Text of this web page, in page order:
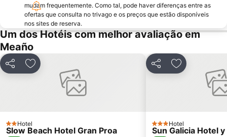
Praia de Panxón
Praia de Lapamán
Paxariñas
Castelo de Salvaterra
do Vao
Areal
Praia de Carnota
Monasterio da Armenteira
Real Club Náutico de Sanxenxo
Centro Príncipe
mudam frequentemente. Como tal, pode haver diferenças entre as
ofertas que consulta no trivago e os preços que estão disponíveis
nos sites de reserva.
Um dos Hotéis com melhor avaliação em
Meaño
PartilharAdicionar aos favoritos
2 Estrelas
Hotel
Slow Beach Hotel Gran Proa
PartilharAdicionar
3 Estrelas
Hotel
Sun Galicia Hotel